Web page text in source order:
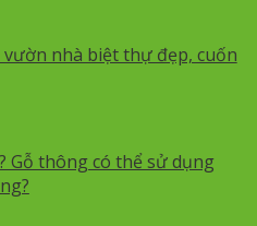
vườn nhà biệt thự đẹp, cuốn
Gỗ thông có thể sử dụng